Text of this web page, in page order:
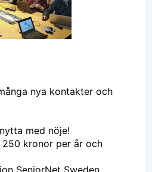
nya kontakter och
med nöje!
kronor per år och